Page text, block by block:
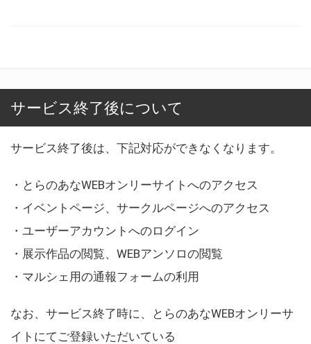
サービス終了後について
サービス終了後は、下記対応ができなくなります。
・とらのあなWEBオンリーサイトへのアクセス
・イベントページ、サークルページへのアクセス
・ユーザーアカウントへのログイン
・展示作品の閲覧、WEBアンソロの閲覧
・マルシェ用の通報フォームの利用
なお、サービス終了時に、とらのあなWEBオンリーサ
イトにてご登録いただいている